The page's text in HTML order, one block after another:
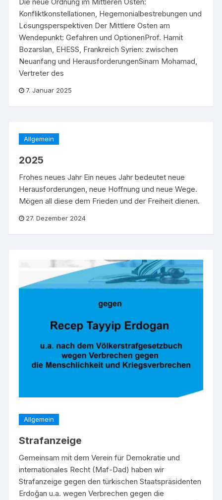
Konfliktkonstellationen, Hegemonialbestrebungen und
Lösungsperspektiven Der Mittlere Osten am
Wendepunkt: Gefahren und OptionenProf. Hamit
Bozarslan, EHESS, Frankreich Syrien: zwischen
Neuanfang und HerausforderungenSinam Mohamad,
Vertreter des
7. Januar 2025
Allgemein
2025
Frohes neues Jahr Ein neues Jahr bedeutet neue
Herausforderungen, neue Hoffnung und neue Wege.
Mögen all diese dem Frieden und der Freiheit dienen.
27. Dezember 2024
Allgemein
Strafanzeige
Gemeinsam mit dem Verein für Demokratie und
internationales Recht (Maf-Dad) haben wir
Strafanzeige gegen den türkischen Staatspräsidenten
Erdoğan u.a. wegen Verbrechen gegen die